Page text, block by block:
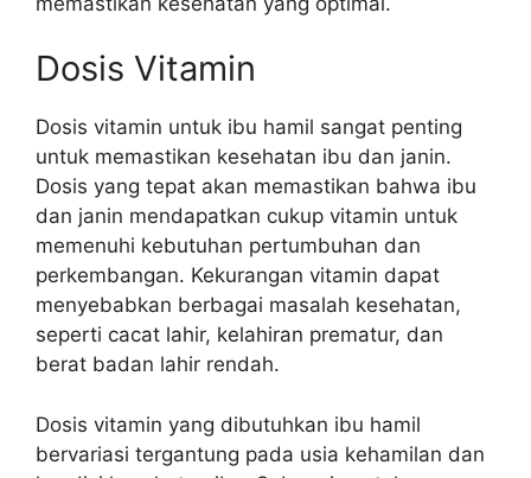
Dosis Vitamin
Dosis vitamin untuk ibu hamil sangat penting
untuk memastikan kesehatan ibu dan janin.
Dosis yang tepat akan memastikan bahwa ibu
dan janin mendapatkan cukup vitamin untuk
memenuhi kebutuhan pertumbuhan dan
perkembangan. Kekurangan vitamin dapat
menyebabkan berbagai masalah kesehatan,
seperti cacat lahir, kelahiran prematur, dan
berat badan lahir rendah.
Dosis vitamin yang dibutuhkan ibu hamil
bervariasi tergantung pada usia kehamilan dan